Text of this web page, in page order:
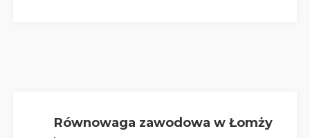
Równowaga zawodowa w Łomży